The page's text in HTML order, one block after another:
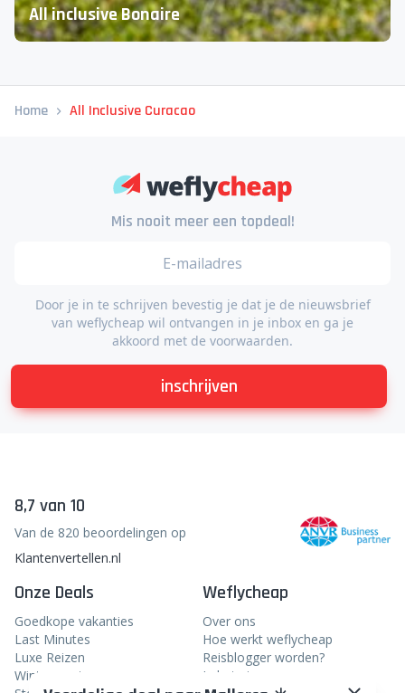
All inclusive Bonaire
Home All Inclusive Curacao
Mis nooit meer een topdeal!
Door je in te schrijven bevestig je dat je de nieuwsbrief
van weflycheap wil ontvangen in je inbox en ga je
akkoord met de voorwaarden.
inschrijven
8,7 van 10
Van de 820 beoordelingen op
Klantenvertellen.nl
Onze Deals
Goedkope vakanties
Last Minutes
Luxe Reizen
Wintersport
Weflycheap
Over ons
Hoe werkt weflycheap
Reisblogger worden?
In het nieuws